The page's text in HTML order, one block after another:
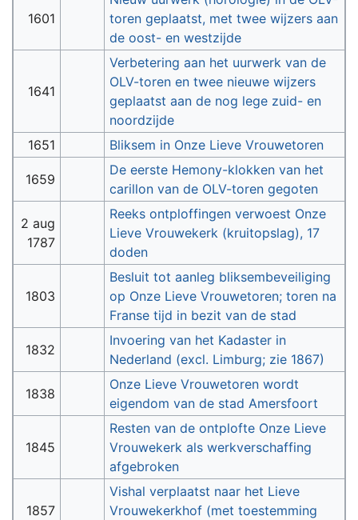
1601
toren geplaatst, met twee wijzers aan
de oost- en westzijde
1641
Verbetering aan het uurwerk van de
OLV-toren en twee nieuwe wijzers
geplaatst aan de nog lege zuid- en
noordzijde
1651
Bliksem in Onze Lieve Vrouwetoren
1659
De eerste Hemony-klokken van het
carillon van de OLV-toren gegoten
2 aug
1787
Reeks ontploffingen verwoest Onze
Lieve Vrouwekerk (kruitopslag), 17
doden
1803
Besluit tot aanleg bliksembeveiliging
op Onze Lieve Vrouwetoren; toren na
Franse tijd in bezit van de stad
1832
Invoering van het Kadaster in
Nederland (excl. Limburg; zie 1867)
1838
Onze Lieve Vrouwetoren wordt
eigendom van de stad Amersfoort
1845
Resten van de ontplofte Onze Lieve
Vrouwekerk als werkverschaffing
afgebroken
1857
Vishal verplaatst naar het Lieve
Vrouwekerkhof (met toestemming